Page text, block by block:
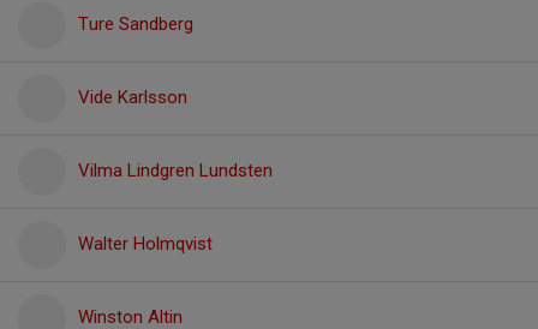
Ture Sandberg
Vide Karlsson
Vilma Lindgren Lundsten
Walter Holmqvist
Winston Altin